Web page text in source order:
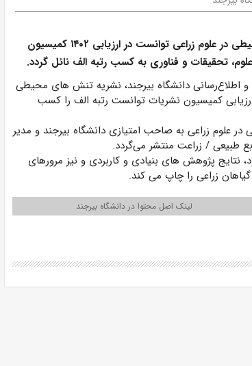
نشریه تنش های محیطی در علوم زراعی توانست در ارزیابی ۱۴۰۲ کمیسیون
تحقیقات و فناوری به کسب رتبه الف نائل گردد.
اطلاع‌رسانی دانشگاه بیرجند، نشریه تنش های محیطی
کمیسیون نشریات توانست رتبه الف را کسب
علوم زراعی به صاحب امتیازی دانشگاه بیرجند و مدیر
طبیعی / زراعت منتشر می‌گردد.
پژوهش های بنیادی و کاربردی و نیز مرورهای
زراعی را چاپ می کند.
لینک اصل محتوا در دانشگاه بیرجند